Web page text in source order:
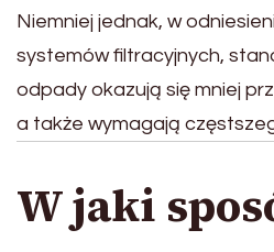
Niemniej jednak, w
systemów filtracyjnych,
odpady okazują się mniej
a także wymagają
W jaki